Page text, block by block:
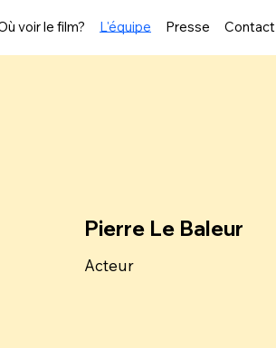
voir le film? L'équipe Presse Contact
Pierre Le Baleur
Acteur